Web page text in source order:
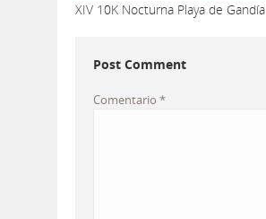
XIV 10K Nocturna Playa de Gandía
Post Comment
Comentario *